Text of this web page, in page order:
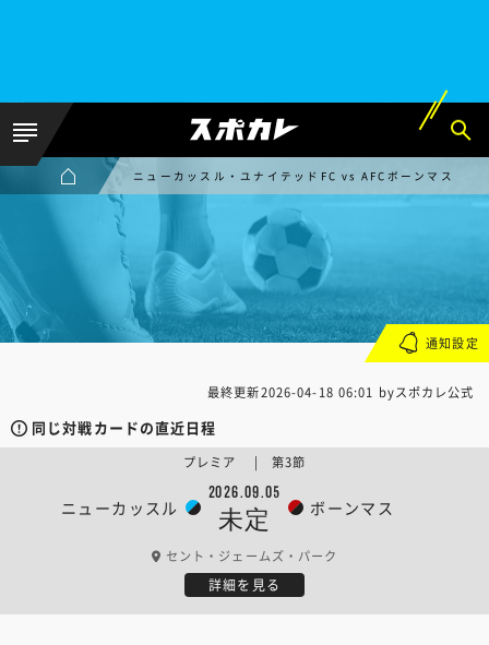
ニューカッスル・ユナイテッドFC vs AFCボーンマス
最終更新2026-04-18 06:01 byスポカレ公式
同じ対戦カードの直近日程
ニューカッスル
2026.09.05
未定 ボーンマス
プレミア | 第3節
セント・ジェームズ・パーク
詳細を見る
通知設定